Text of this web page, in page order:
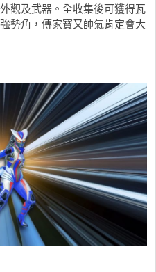
觀及武器。全收集後可獲得瓦
勢角，傳家寶又帥氣肯定會大